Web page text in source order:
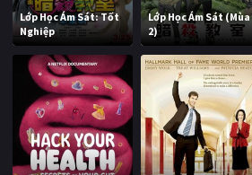
Lớp Học Ám Sát: Tốt
Nghiệp
Lớp Học Ám Sát (Mùa
2)